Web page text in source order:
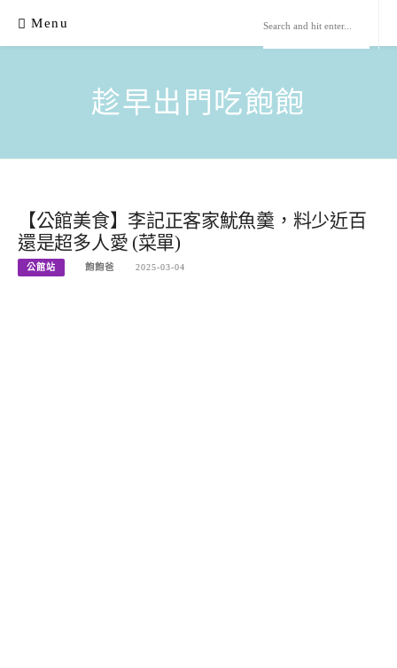
content
Menu
趁早出門吃飽飽
【公館美食】李記正客家魷魚羹，料少近百
還是超多人愛 (菜單)
公館站 飽飽爸 2025-03-04